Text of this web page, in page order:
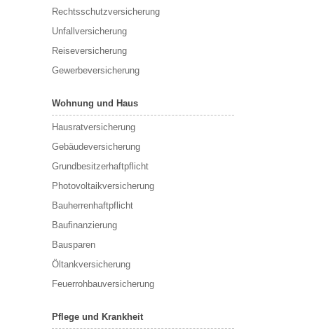
Rechtsschutzversicherung
Unfallversicherung
Reiseversicherung
Gewerbeversicherung
Wohnung und Haus
Hausratversicherung
Gebäudeversicherung
Grundbesitzerhaftpflicht
Photovoltaikversicherung
Bauherrenhaftpflicht
Baufinanzierung
Bausparen
Öltankversicherung
Feuerrohbauversicherung
Pflege und Krankheit